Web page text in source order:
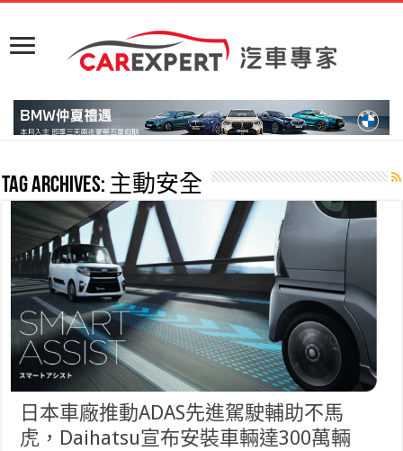
Tag Archives: 主動安全
日本車廠推動ADAS先進駕駛輔助不馬
虎，Daihatsu宣布安裝車輛達300萬輛